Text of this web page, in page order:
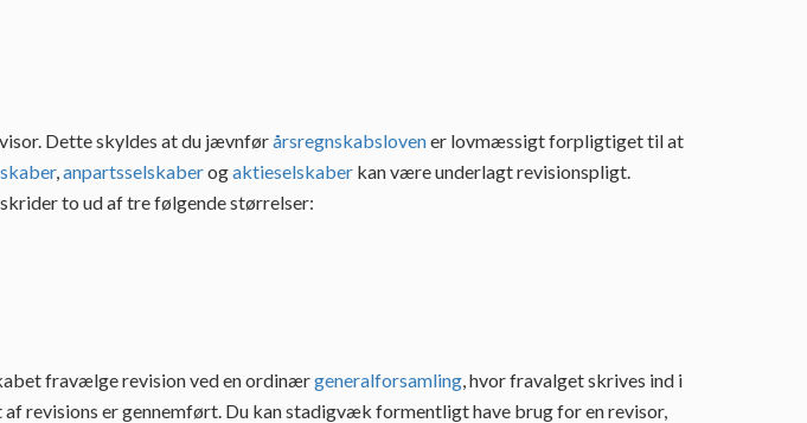
Dette skyldes at du jævnførårsregnskabslovener lovmæssigt forpligtiget til at
,anpartsselskaberogaktieselskaber kan være underlagt revisionspligt.
to ud af tre følgende størrelser:
fravælge revision ved en ordinærgeneralforsamling, hvor fravalget skrives ind i
revisions er gennemført. Du kan stadigvæk formentligt have brug for en revisor,